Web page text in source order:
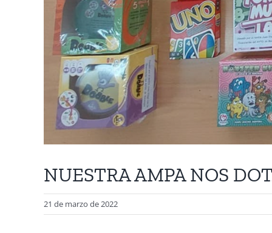
NUESTRA AMPA NOS
21 de marzo de 2022